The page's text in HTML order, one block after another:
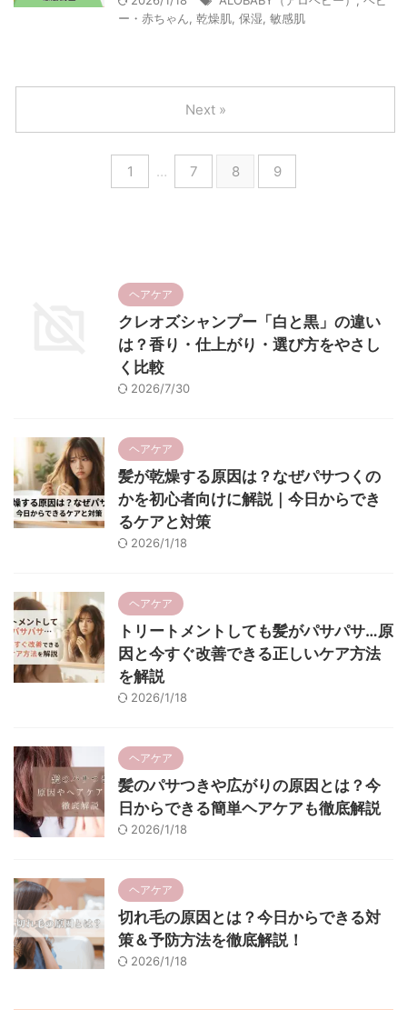
ー・赤ちゃん 乾燥肌 保湿 敏感肌
1 … 7 8 9
Next »
ヘアケア
クレオズシャンプー「白と黒」の違い
は？香り・仕上がり・選び方をやさし
く比較
2026/7/30
ヘアケア
髪が乾燥する原因は？なぜパサつくの
かを初心者向けに解説｜今日からでき
るケアと対策
2026/1/18
ヘアケア
トリートメントしても髪がパサパサ…原
因と今すぐ改善できる正しいケア方法
を解説
2026/1/18
ヘアケア
髪のパサつきや広がりの原因とは？今
日からできる簡単ヘアケアも徹底解説
2026/1/18
ヘアケア
切れ毛の原因とは？今日からできる対
策＆予防方法を徹底解説！
2026/1/18